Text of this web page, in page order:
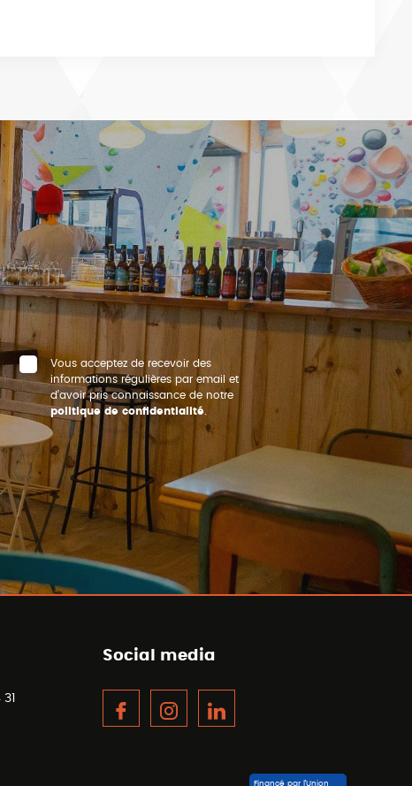
Vous acceptez de recevoir des
informations régulières par email et
d’avoir pris connaissance de notre
politique de confidentialité.
Financé par l’Union
Social media
FacebookInstagram